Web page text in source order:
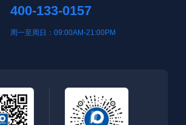
400-133-0157
周一至周日：09:00AM-21:00PM